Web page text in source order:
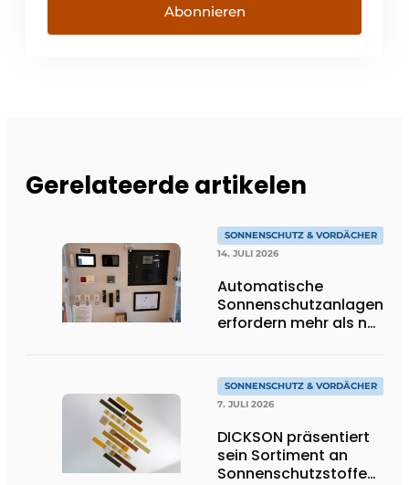
Abonnieren
Gerelateerde artikelen
SONNENSCHUTZ & VORDÄCHER
14. JULI 2026
Automatische
Sonnenschutzanlagen
erfordern mehr als nur
SONNENSCHUTZ & VORDÄCHER
7. JULI 2026
DICKSON präsentiert
sein Sortiment an
Sonnenschutzstoffen